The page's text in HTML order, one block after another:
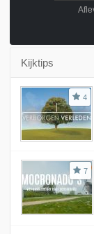
Kijktips
4
7